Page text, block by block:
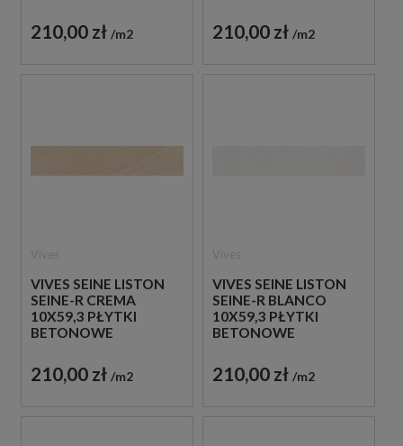
210,00 zł m2 210,00 zł m2
VIVES SEINE LISTON
SEINE-R CREMA
10X59,3 PŁYTKI
BETONOWE
210,00 zł m2
VIVES SEINE LISTON
SEINE-R BLANCO
10X59,3 PŁYTKI
BETONOWE
210,00 zł m2